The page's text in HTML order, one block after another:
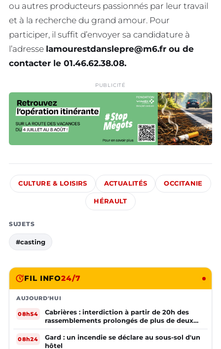
ou autres producteurs passionnés par leur travail
et à la recherche du grand amour. Pour
participer, il suffit d’envoyer sa candidature à
l’adresse lamourestdanslepre@m6.fr ou de
contacter le 01.46.62.38.08.
PUBLICITÉ
CULTURE & LOISIRS ACTUALITÉS OCCITANIE
HÉRAULT
SUJETS
#casting
FIL INFO24/7
AUJOURD'HUI
08h54
Cabrières : interdiction à partir de 20h des
rassemblements prolongés de plus de deux
mineurs non accompagnés d'un adulte
08h24
Gard : un incendie se déclare au sous-sol d'un
hôtel